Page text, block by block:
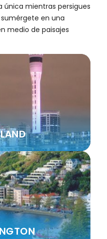
única mientras persigues
en una
medio de paisajes